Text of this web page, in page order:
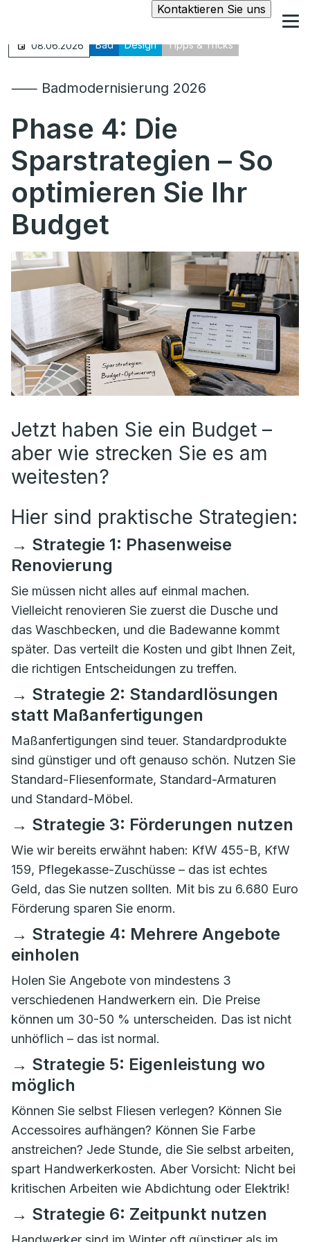
Kontaktieren Sie uns
08.06.2026 Bad Design Tipps & Tricks
⸺ Badmodernisierung 2026
Phase 4: Die
Sparstrategien – So
optimieren Sie Ihr
Budget
Jetzt haben Sie ein Budget –
aber wie strecken Sie es am
weitesten?
Hier sind praktische Strategien:
→ Strategie 1: Phasenweise
Renovierung
Sie müssen nicht alles auf einmal machen.
Vielleicht renovieren Sie zuerst die Dusche und
das Waschbecken, und die Badewanne kommt
später. Das verteilt die Kosten und gibt Ihnen Zeit,
die richtigen Entscheidungen zu treffen.
→ Strategie 2: Standardlösungen
statt Maßanfertigungen
Maßanfertigungen sind teuer. Standardprodukte
sind günstiger und oft genauso schön. Nutzen Sie
Standard-Fliesenformate, Standard-Armaturen
und Standard-Möbel.
→ Strategie 3: Förderungen nutzen
Wie wir bereits erwähnt haben: KfW 455-B, KfW
159, Pflegekasse-Zuschüsse – das ist echtes
Geld, das Sie nutzen sollten. Mit bis zu 6.680 Euro
Förderung sparen Sie enorm.
→ Strategie 4: Mehrere Angebote
einholen
Holen Sie Angebote von mindestens 3
verschiedenen Handwerkern ein. Die Preise
können um 30-50 % unterscheiden. Das ist nicht
unhöflich – das ist normal.
→ Strategie 5: Eigenleistung wo
möglich
Können Sie selbst Fliesen verlegen? Können Sie
Accessoires aufhängen? Können Sie Farbe
anstreichen? Jede Stunde, die Sie selbst arbeiten,
spart Handwerkerkosten. Aber Vorsicht: Nicht bei
kritischen Arbeiten wie Abdichtung oder Elektrik!
→ Strategie 6: Zeitpunkt nutzen